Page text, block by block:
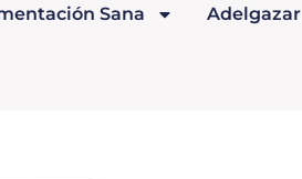
Sana Adelgazar